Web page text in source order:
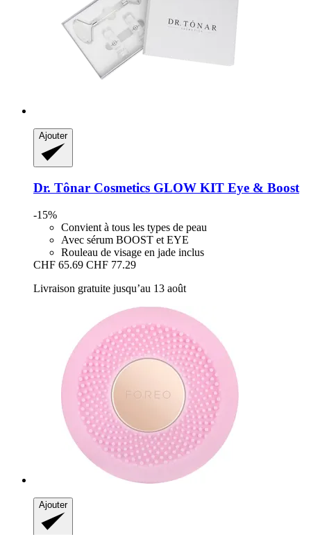
Ajouter
Dr. Tônar Cosmetics GLOW KIT Eye & Boost
-15%
Convient à tous les types de peau
Avec sérum BOOST et EYE
Rouleau de visage en jade inclus
CHF 65.69 CHF 77.29
Livraison gratuite jusqu’au 13 août
Ajouter